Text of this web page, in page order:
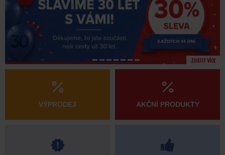
ZJISTIT VÍCE
VÝPRODEJ AKČNÍ PRODUKTY